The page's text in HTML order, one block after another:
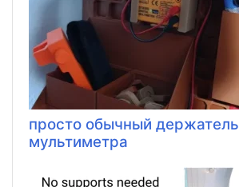
просто обычный держатель
мультиметра